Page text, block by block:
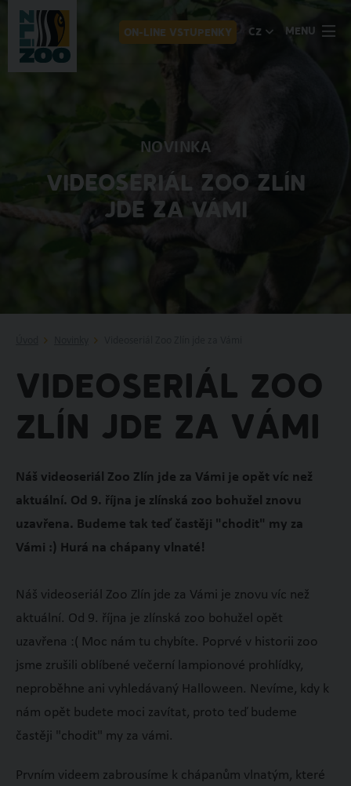
ON-LINE VSTUPENKY CZ MENU
NOVINKA
VIDEOSERIÁL ZOO ZLÍN
JDE ZA VÁMI
Videoseriál Zoo
Zlín jde za Vámi
Náš videoseriál Zoo Zlín jde za Vámi je opět víc než
aktuální. Od 9. října je zlínská zoo bohužel znovu
uzavřena. Budeme tak teď častěji "chodit" my za
Vámi :) Hurá na chápany vlnaté!
Náš videoseriál Zoo Zlín jde za Vámi je znovu víc než
aktuální. Od 9. října je zlínská zoo bohužel opět
uzavřena :( Moc nám tu chybíte. Poprvé v historii zoo
jsme zrušili oblíbené večerní lampionové prohlídky,
neproběhne ani vyhledávaný Halloween. Nevíme, kdy k
nám opět budete moci zavítat, proto teď budeme
častěji "chodit" my za vámi.
Prvním videem zabrousíme k chápanům vlnatým, které